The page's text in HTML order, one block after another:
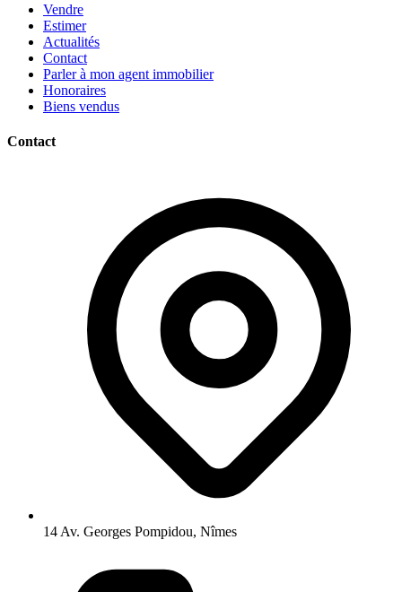
Vendre
Estimer
Actualités
Contact
Parler à mon agent immobilier
Honoraires
Biens vendus
Contact
14 Av. Georges Pompidou, Nîmes